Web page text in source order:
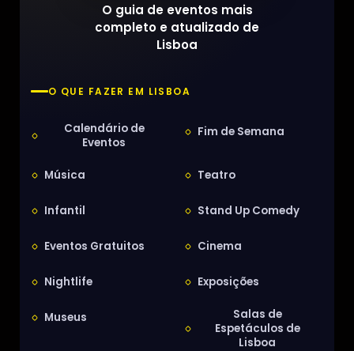
O guia de eventos mais
completo e atualizado de
Lisboa
O QUE FAZER EM LISBOA
Calendário de
Eventos
Fim de Semana
Música Teatro
Infantil Stand Up Comedy
Eventos Gratuitos Cinema
Nightlife Exposições
Museus
Salas de
Espetáculos de
Lisboa